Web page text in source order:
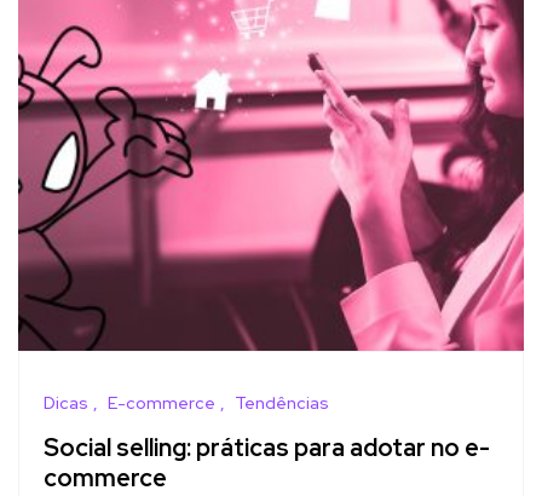
Dicas E-commerce Tendências
Social selling: práticas para adotar no e-
commerce